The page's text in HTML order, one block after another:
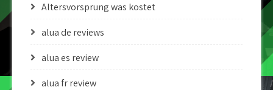
Altersvorsprung was kostet
alua de reviews
alua es review
alua fr review